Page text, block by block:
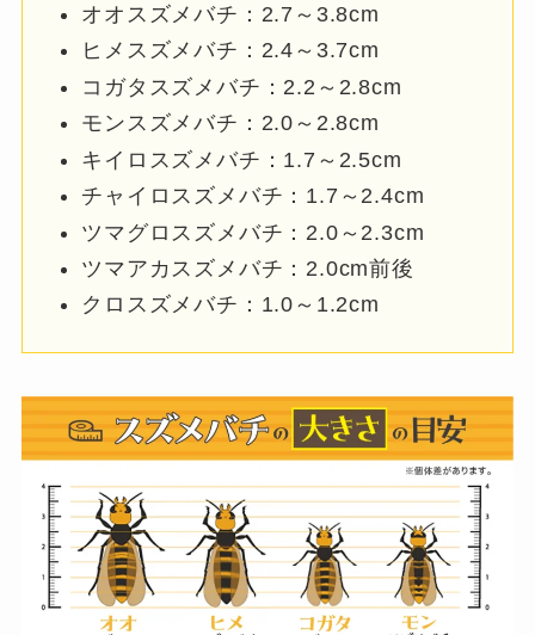
オオスズメバチ：2.7～3.8cm
ヒメスズメバチ：2.4～3.7cm
コガタスズメバチ：2.2～2.8cm
モンスズメバチ：2.0～2.8cm
キイロスズメバチ：1.7～2.5cm
チャイロスズメバチ：1.7～2.4cm
ツマグロスズメバチ：2.0～2.3cm
ツマアカスズメバチ：2.0cm前後
クロスズメバチ：1.0～1.2cm